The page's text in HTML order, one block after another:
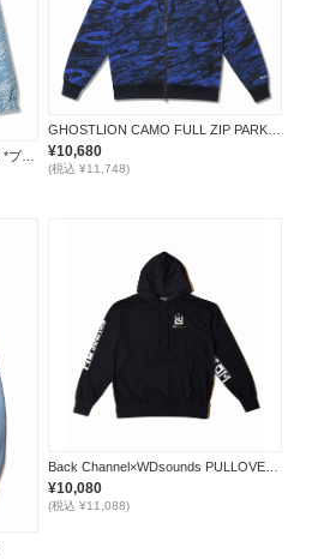
¥10,680
(税込 ¥11,748)
¥10,080
(税込 ¥11,088)